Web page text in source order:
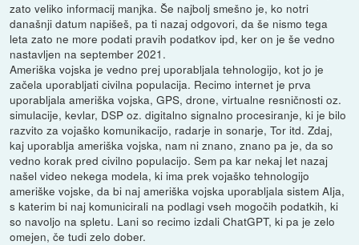
zato veliko informacij manjka. Še najbolj smešno je, ko notri
današnji datum napišeš, pa ti nazaj odgovori, da še nismo tega
leta zato ne more podati pravih podatkov ipd, ker on je še vedno
nastavljen na september 2021.
Ameriška vojska je vedno prej uporabljala tehnologijo, kot jo je
začela uporabljati civilna populacija. Recimo internet je prva
uporabljala ameriška vojska, GPS, drone, virtualne resničnosti oz.
simulacije, kevlar, DSP oz. digitalno signalno procesiranje, ki je bilo
razvito za vojaško komunikacijo, radarje in sonarje, Tor itd. Zdaj,
kaj uporablja ameriška vojska, nam ni znano, znano pa je, da so
vedno korak pred civilno populacijo. Sem pa kar nekaj let nazaj
našel video nekega modela, ki ima prek vojaško tehnologijo
ameriške vojske, da bi naj ameriška vojska uporabljala sistem AIja,
s katerim bi naj komunicirali na podlagi vseh mogočih podatkih, ki
so navoljo na spletu. Lani so recimo izdali ChatGPT, ki pa je zelo
omejen, če tudi zelo dober.